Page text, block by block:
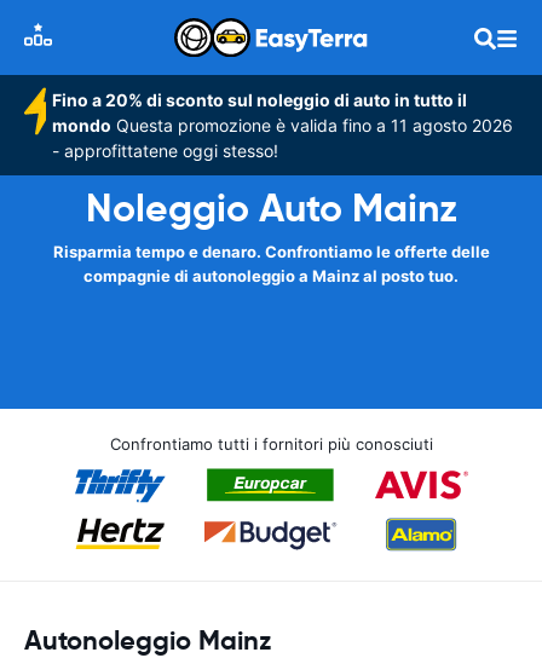
Fino a 20% di sconto sul noleggio di auto in tutto il
mondo Questa promozione è valida fino a 11 agosto 2026
- approfittatene oggi stesso!
Noleggio Auto Mainz
Risparmia tempo e denaro. Confrontiamo le offerte delle
compagnie di autonoleggio a Mainz al posto tuo.
Confrontiamo tutti i fornitori più conosciuti
Autonoleggio Mainz